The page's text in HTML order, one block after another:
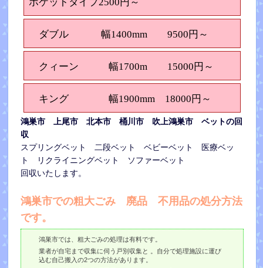
ダブル 幅1400mm 9500円～
クィーン 幅1700m 15000円～
キング幅1900mm 18000円～
鴻巣市 上尾市 北本市 桶川市 吹上鴻巣市 ベットの回
収
スプリングベット 二段ベット ベビーベット 医療ベッ
ト リクライニングベット ソファーベット
回収いたします。
鴻巣市での粗大ごみ 廃品不用品の処分方法
です。
鴻巣市では、粗大ごみの処理は有料です。
業者が自宅まで収集に伺う戸別収集と 。自分で処理施設に運び
込む自己搬入の2つの方法があります。